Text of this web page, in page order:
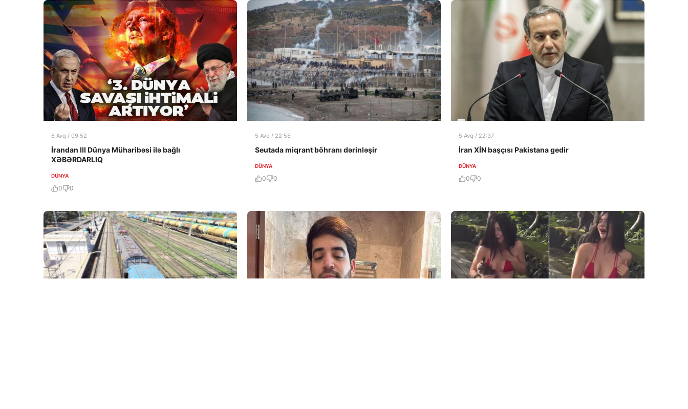
6 Avq / 09:52
İrandan III Dünya Müharibəsi ilə bağlı
XƏBƏRDARLIQ
DÜNYA
0 0
5 Avq / 22:55
Seutada miqrant böhranı dərinləşir
DÜNYA
0 0
5 Avq / 22:37
İran XİN başçısı Pakistana gedir
DÜNYA
0 0